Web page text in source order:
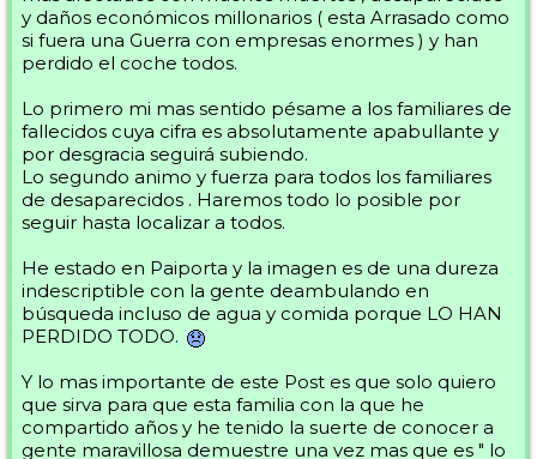
y daños económicos millonarios ( esta Arrasado como
si fuera una Guerra con empresas enormes ) y han
perdido el coche todos.
Lo primero mi mas sentido pésame a los familiares de
fallecidos cuya cifra es absolutamente apabullante y
por desgracia seguirá subiendo.
Lo segundo animo y fuerza para todos los familiares
de desaparecidos . Haremos todo lo posible por
seguir hasta localizar a todos.
He estado en Paiporta y la imagen es de una dureza
indescriptible con la gente deambulando en
búsqueda incluso de agua y comida porque LO HAN
PERDIDO TODO.
Y lo mas importante de este Post es que solo quiero
que sirva para que esta familia con la que he
compartido años y he tenido la suerte de conocer a
gente maravillosa demuestre una vez mas que es " lo